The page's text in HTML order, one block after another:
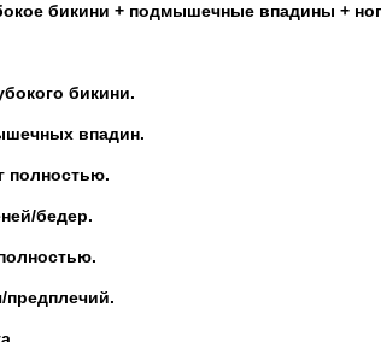
бикини + подмышечные впадины +
бикини.
впадин.
полностью.
бедер.